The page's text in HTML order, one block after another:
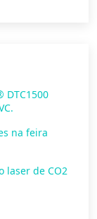
DTC1500
na feira
laser de CO2